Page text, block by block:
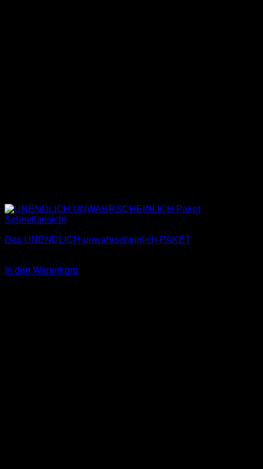
Schnellansicht
Das UNENDLICH-unwahrscheinlich-PAKET
In den Warenkorb